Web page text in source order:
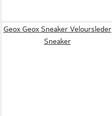
Geox Geox Sneaker Veloursleder
Sneaker